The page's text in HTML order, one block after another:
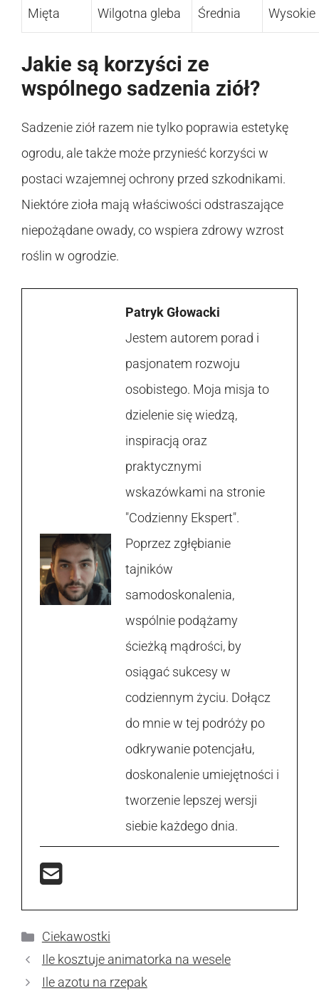
Mięta Wilgotna gleba Średnia Wysokie
Jakie są korzyści ze
wspólnego sadzenia ziół?
Sadzenie ziół razem nie tylko poprawia estetykę
ogrodu, ale także może przynieść korzyści w
postaci wzajemnej ochrony przed szkodnikami.
Niektóre zioła mają właściwości odstraszające
niepożądane owady, co wspiera zdrowy wzrost
roślin w ogrodzie.
Patryk Głowacki
Jestem autorem porad i
pasjonatem rozwoju
osobistego. Moja misja to
dzielenie się wiedzą,
inspiracją oraz
praktycznymi
wskazówkami na stronie
"Codzienny Ekspert".
Poprzez zgłębianie
tajników
samodoskonalenia,
wspólnie podążamy
ścieżką mądrości, by
osiągać sukcesy w
codziennym życiu. Dołącz
do mnie w tej podróży po
odkrywanie potencjału,
doskonalenie umiejętności i
tworzenie lepszej wersji
siebie każdego dnia.
Kategorie
Ciekawostki
Ile kosztuje animatorka na wesele
Ile azotu na rzepak